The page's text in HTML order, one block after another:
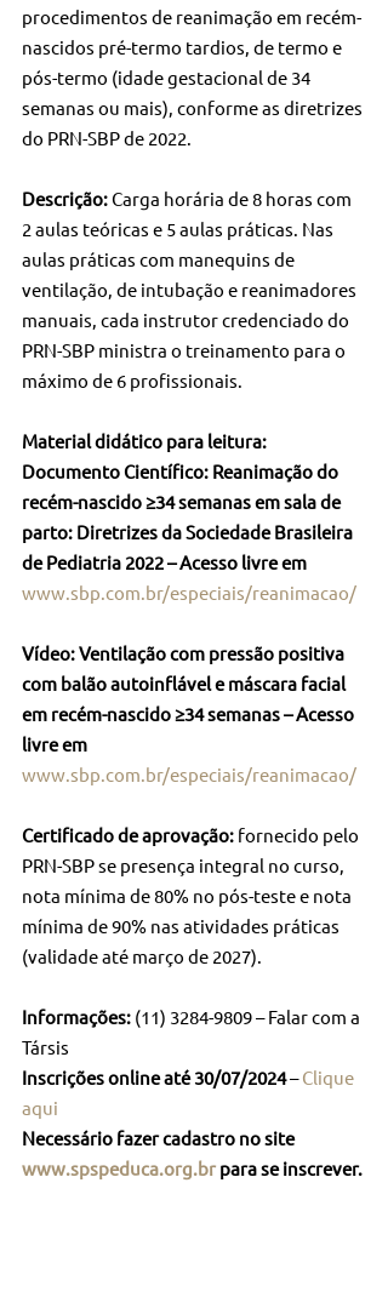
procedimentos de reanimação em recém-
nascidos pré-termo tardios, de termo e
pós-termo (idade gestacional de 34
semanas ou mais), conforme as diretrizes
do PRN-SBP de 2022.
Descrição: Carga horária de 8 horas com
2 aulas teóricas e 5 aulas práticas. Nas
aulas práticas com manequins de
ventilação, de intubação e reanimadores
manuais, cada instrutor credenciado do
PRN-SBP ministra o treinamento para o
máximo de 6 profissionais.
Material didático para leitura:
Documento Científico: Reanimação do
recém-nascido ≥34 semanas em sala de
parto: Diretrizes da Sociedade Brasileira
de Pediatria 2022 – Acesso livre em
www.sbp.com.br/especiais/reanimacao/
Vídeo: Ventilação com pressão positiva
com balão autoinflável e máscara facial
em recém-nascido ≥34 semanas – Acesso
livre em
www.sbp.com.br/especiais/reanimacao/
Certificado de aprovação: fornecido pelo
PRN-SBP se presença integral no curso,
nota mínima de 80% no pós-teste e nota
mínima de 90% nas atividades práticas
(validade até março de 2027).
Informações: (11) 3284-9809 – Falar com a
Társis
Inscrições online até 30/07/2024 – Clique
aqui
Necessário fazer cadastro no site
www.spspeduca.org.br para se inscrever.